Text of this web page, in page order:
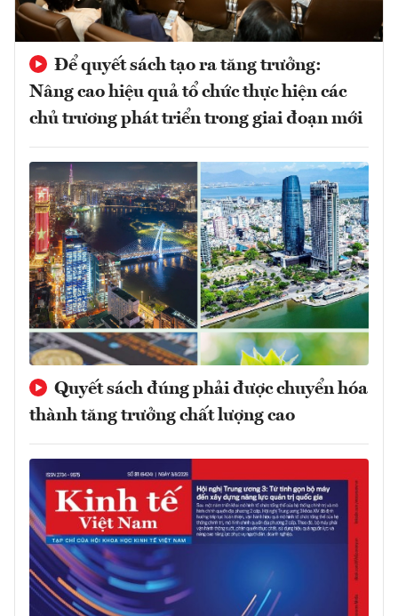
Để quyết sách tạo ra tăng trưởng:
Nâng cao hiệu quả tổ chức thực hiện các
chủ trương phát triển trong giai đoạn mới
Quyết sách đúng phải được chuyển hóa
thành tăng trưởng chất lượng cao